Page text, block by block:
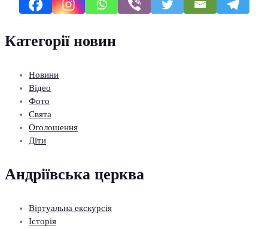
Категорії новин
Новини
Відео
Фото
Свята
Оголошення
Діти
Андріївська церква
Віртуальна екскурсія
Історія